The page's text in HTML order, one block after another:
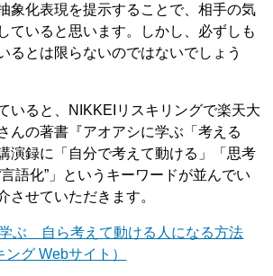
象化表現を提示することで、相手の気
ていると思います。しかし、必ずしも
るとは限らないのではないでしょう
いると、NIKKEIリスキリングで楽天大
んの著書『アオアシに学ぶ「考える
演録に「自分で考えて動ける」「思考
語化”」というキーワードが並んでい
させていただきます。
ぶ 自ら考えて動ける人になる方法
ング Webサイト）